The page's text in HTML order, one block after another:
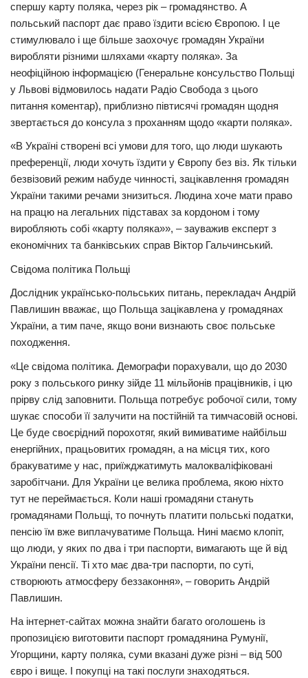
спершу карту поляка, через рік – громадянство. А
польський паспорт дає право їздити всією Європою. І це
стимулювало і ще більше заохочує громадян України
виробляти різними шляхами «карту поляка». За
неофіційною інформацією (Генеральне консульство Польщі
у Львові відмовилось надати Радіо Свобода з цього
питання коментар), приблизно півтисячі громадян щодня
звертається до консула з проханням щодо «карти поляка».
«В Україні створені всі умови для того, що люди шукають
преференції, люди хочуть їздити у Європу без віз. Як тільки
безвізовий режим набуде чинності, зацікавлення громадян
України такими речами знизиться. Людина хоче мати право
на працю на легальних підставах за кордоном і тому
виробляють собі «карту поляка»», – зауважив експерт з
економічних та банківських справ Віктор Гальчинський.
Свідома політика Польщі
Дослідник українсько-польських питань, перекладач Андрій
Павлишин вважає, що Польща зацікавлена у громадянах
України, а тим паче, якщо вони визнають своє польське
походження.
«Це свідома політика. Демографи порахували, що до 2030
року з польського ринку зійде 11 мільйонів працівників, і цю
прірву слід заповнити. Польща потребує робочої сили, тому
шукає способи її залучити на постійній та тимчасовій основі.
Це буде своєрідний порохотяг, який вимиватиме найбільш
енергійних, працьовитих громадян, а на місця тих, кого
бракуватиме у нас, приїжджатимуть малокваліфіковані
заробітчани. Для України це велика проблема, якою ніхто
тут не переймається. Коли наші громадяни стануть
громадянами Польщі, то почнуть платити польські податки,
пенсію їм вже виплачуватиме Польща. Нині маємо клопіт,
що люди, у яких по два і три паспорти, вимагають ще й від
України пенсії. Ті хто має два-три паспорти, по суті,
створюють атмосферу беззаконня», – говорить Андрій
Павлишин.
На інтернет-сайтах можна знайти багато оголошень із
пропозицією виготовити паспорт громадянина Румунії,
Угорщини, карту поляка, суми вказані дуже різні – від 500
євро і вище. І покупці на такі послуги знаходяться.